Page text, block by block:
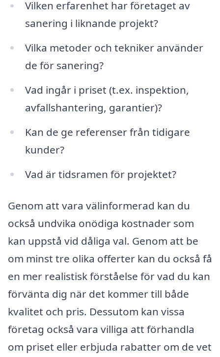
Vilken erfarenhet har företaget av
sanering i liknande projekt?
Vilka metoder och tekniker använder
de för sanering?
Vad ingår i priset (t.ex. inspektion,
avfallshantering, garantier)?
Kan de ge referenser från tidigare
kunder?
Vad är tidsramen för projektet?
Genom att vara välinformerad kan du
också undvika onödiga kostnader som
kan uppstå vid dåliga val. Genom att be
om minst tre olika offerter kan du också få
en mer realistisk förståelse för vad du kan
förvänta dig när det kommer till både
kvalitet och pris. Dessutom kan vissa
företag också vara villiga att förhandla
om priset eller erbjuda rabatter om de vet